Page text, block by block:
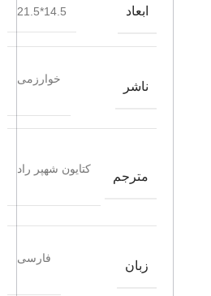
ابعاد 14.5*21.5
ناشر
خوارزمی
مترجم
کتایون شهپر راد
زبان
فارسی